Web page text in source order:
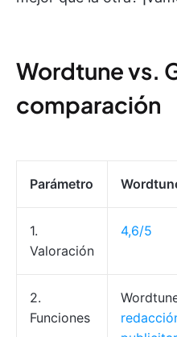
Wordtune vs.
comparación
Parámetro
1.
Valoración
4,6/5
2.
Funciones